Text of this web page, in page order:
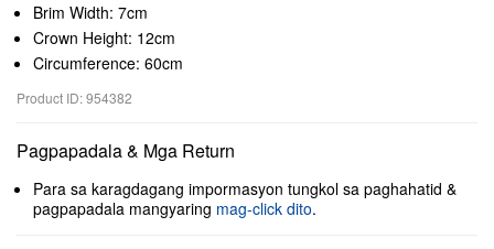
Brim Width: 7cm
Crown Height: 12cm
Circumference: 60cm
Product ID: 954382
Pagpapadala & Mga Return
Para sa karagdagang impormasyon tungkol sa paghahatid &
pagpapadala mangyaring mag-click dito.